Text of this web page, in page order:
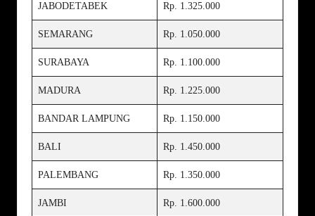
JABODETABEK Rp. 1.325.000
SEMARANG Rp. 1.050.000
SURABAYA Rp. 1.100.000
MADURA Rp. 1.225.000
BANDAR LAMPUNG Rp. 1.150.000
BALI Rp. 1.450.000
PALEMBANG Rp. 1.350.000
JAMBI Rp. 1.600.000